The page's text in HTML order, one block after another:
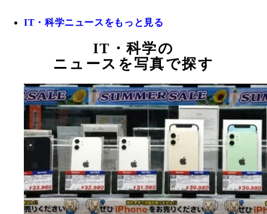
IT・科学ニュースをもっと見る
IT・科学の
ニュースを写真で探す